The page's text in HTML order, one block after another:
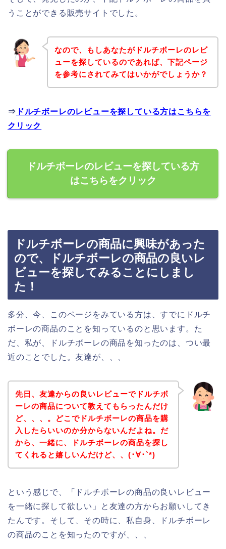
うことができる販売サイトでした。
なので、もしあなたがドルチボーレのレビ
ューを探しているのであれば、下記ページ
を参考にされてみてはいかがでしょうか？
⇒ ドルチボーレのレビューを探している方はこちらを
クリック
ドルチボーレのレビューを探している方
はこちらをクリック
ドルチボーレの商品に興味があった
ので、ドルチボーレの商品の良いレ
ビューを探してみることにしまし
た！
多分、今、このページをみている方は、すでにドルチ
ボーレの商品のことを知っているのと思います。た
だ、私が、ドルチボーレの商品を知ったのは、つい最
近のことでした。友達が、、、
先日、友達からの良いレビューでドルチボ
ーレの商品について教えてもらったんだけ
ど、、、。どこでドルチボーレの商品を購
入したらいいのか分からないんだよね。だ
から、一緒に、ドルチボーレの商品を探し
てくれると嬉しいんだけど、、(･∀･`*)
という感じで、「ドルチボーレの商品の良いレビュー
を一緒に探して欲しい」と友達の方からお願いしてき
たんです。そして、その時に、私自身、ドルチボーレ
の商品のことを知ったのですが、、、